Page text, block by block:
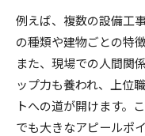
例えば、複数の設備工
の種類や建物ごとの特
また、現場での人間関
ップ力も養われ、上位
トへの道が開けます。
でも大きなアピールポ